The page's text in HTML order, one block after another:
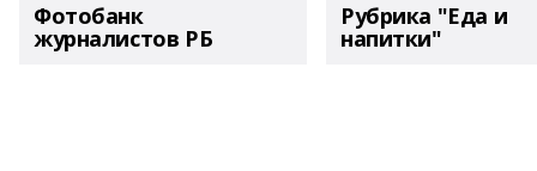
Фотобанк
журналистов РБ
Рубрика "Еда и
напитки"